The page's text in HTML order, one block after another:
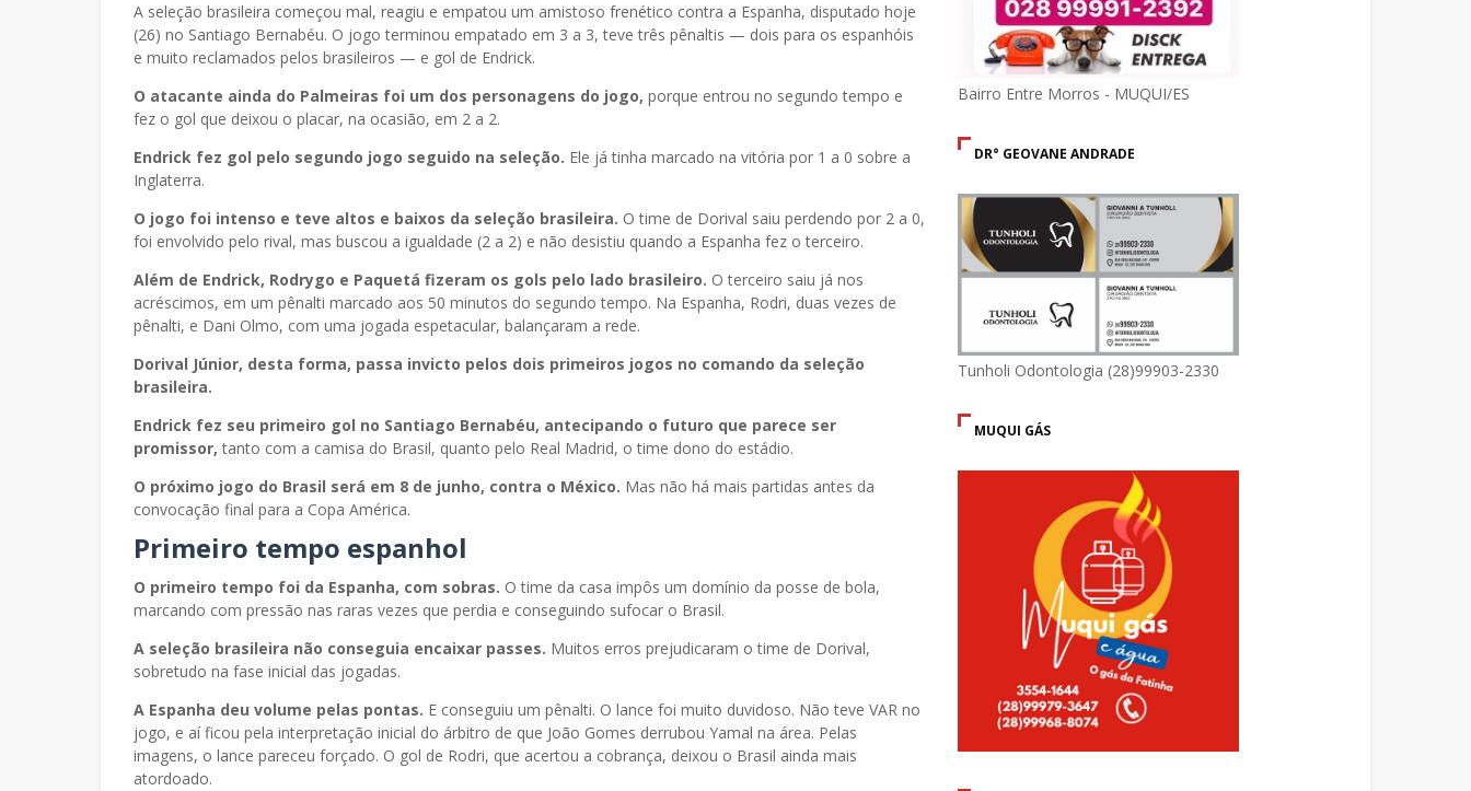
A seleção brasileira começou mal, reagiu e empatou um amistoso frenético contra a Espanha, disputado hoje
(26) no Santiago Bernabéu. O jogo terminou empatado em 3 a 3, teve três pênaltis — dois para os espanhóis
e muito reclamados pelos brasileiros — e gol de Endrick.
O atacante ainda do Palmeiras foi um dos personagens do jogo, porque entrou no segundo tempo e
fez o gol que deixou o placar, na ocasião, em 2 a 2.
Endrick fez gol pelo segundo jogo seguido na seleção. Ele já tinha marcado na vitória por 1 a 0 sobre a
Inglaterra.
O jogo foi intenso e teve altos e baixos da seleção brasileira. O time de Dorival saiu perdendo por 2 a 0,
foi envolvido pelo rival, mas buscou a igualdade (2 a 2) e não desistiu quando a Espanha fez o terceiro.
Além de Endrick, Rodrygo e Paquetá fizeram os gols pelo lado brasileiro. O terceiro saiu já nos
acréscimos, em um pênalti marcado aos 50 minutos do segundo tempo. Na Espanha, Rodri, duas vezes de
pênalti, e Dani Olmo, com uma jogada espetacular, balançaram a rede.
Dorival Júnior, desta forma, passa invicto pelos dois primeiros jogos no comando da seleção
brasileira.
Endrick fez seu primeiro gol no Santiago Bernabéu, antecipando o futuro que parece ser
promissor,tanto com a camisa do Brasil, quanto pelo Real Madrid, o time dono do estádio.
O próximo jogo do Brasil será em 8 de junho, contra o México. Mas não há mais partidas antes da
convocação final para a Copa América.
Primeiro tempo espanhol
O primeiro tempo foi da Espanha, com sobras. O time da casa impôs um domínio da posse de bola,
marcando com pressão nas raras vezes que perdia e conseguindo sufocar o Brasil.
A seleção brasileira não conseguia encaixar passes. Muitos erros prejudicaram o time de Dorival,
sobretudo na fase inicial das jogadas.
A Espanha deu volume pelas pontas. E conseguiu um pênalti. O lance foi muito duvidoso. Não teve VAR no
jogo, e aí ficou pela interpretação inicial do árbitro de que João Gomes derrubou Yamal na área. Pelas
imagens, o lance pareceu forçado. O gol de Rodri, que acertou a cobrança, deixou o Brasil ainda mais
atordoado.
Bairro Entre Morros - MUQUI/ES
DR° GEOVANE ANDRADE
Tunholi Odontologia (28)99903-2330
MUQUI GÁS